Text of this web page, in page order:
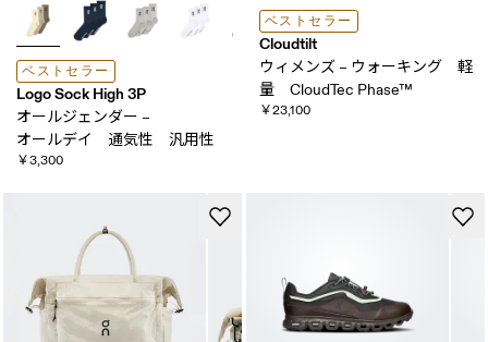
ベストセラー
Logo Sock High 3P
オールジェンダー –
オールデイ ​通気性 ​汎用性
￥3,300
ベストセラー
Cloudtilt
ウィメンズ – ウォーキング 軽
量 CloudTec Phase™
￥23,100